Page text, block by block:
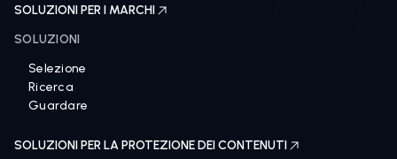
SOLUZIONI PER I MARCHI
SOLUZIONI
Selezione
Ricerca
Guardare
SOLUZIONI PER LA PROTEZIONE DEI CONTENUTI